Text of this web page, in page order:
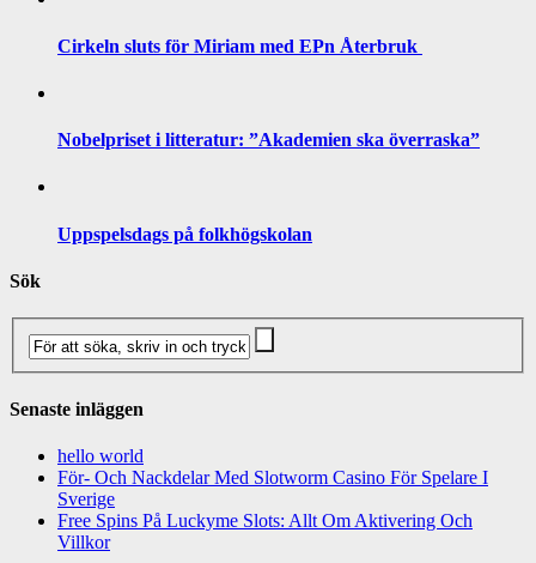
Cirkeln sluts för Miriam med EPn Återbruk
Nobelpriset i litteratur: ”Akademien ska överraska”
Uppspelsdags på folkhögskolan
Sök
Senaste inläggen
hello world
För- Och Nackdelar Med Slotworm Casino För Spelare I
Sverige
Free Spins På Luckyme Slots: Allt Om Aktivering Och
Villkor